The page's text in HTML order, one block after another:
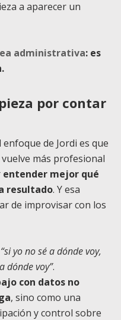
a aparecer un
administrativa: es
por contar
de Jordi es que
más profesional
entender mejor qué
resultado. Y esa
de improvisar con los
“si yo no sé a dónde voy,
dónde voy”.
con datos no
, sino como una
y control sobre